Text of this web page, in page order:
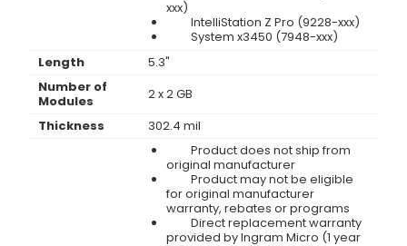
xxx)
IntelliStation Z Pro (9228-xxx)
System x3450 (7948-xxx)
Length
5.3"
Number of
Modules
2 x 2 GB
Thickness
302.4 mil
Product does not ship from
original manufacturer
Product may not be eligible
for original manufacturer
warranty, rebates or programs
Direct replacement warranty
provided by Ingram Micro (1 year